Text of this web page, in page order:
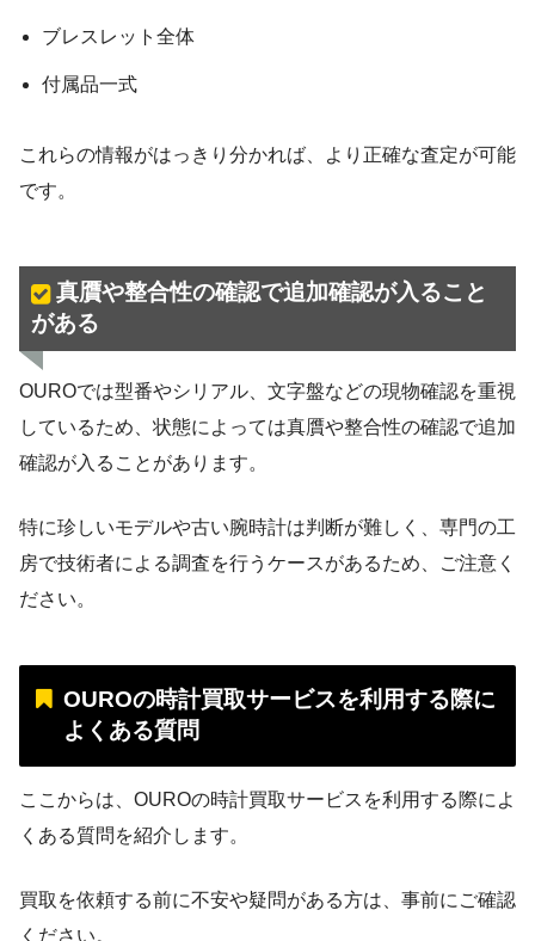
ブレスレット全体
付属品一式
これらの情報がはっきり分かれば、より正確な査定が可能
です。
真贋や整合性の確認で追加確認が入ること
がある
OUROでは型番やシリアル、文字盤などの現物確認を重視
しているため、状態によっては真贋や整合性の確認で追加
確認が入ることがあります。
特に珍しいモデルや古い腕時計は判断が難しく、専門の工
房で技術者による調査を行うケースがあるため、ご注意く
ださい。
OUROの時計買取サービスを利用する際に
よくある質問
ここからは、OUROの時計買取サービスを利用する際によ
くある質問を紹介します。
買取を依頼する前に不安や疑問がある方は、事前にご確認
ください。